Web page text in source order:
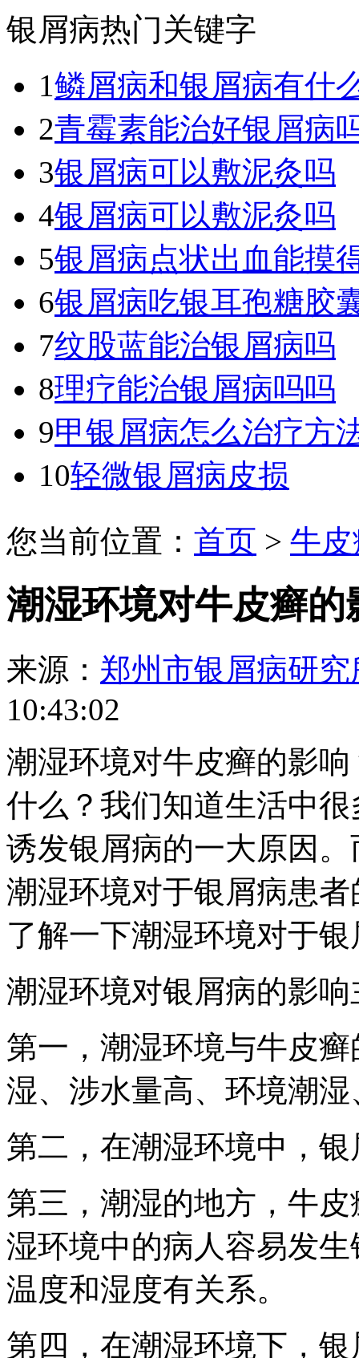
银屑病热门关键字
1鳞屑病和银屑病有什
2青霉素能治好银屑病
3银屑病可以敷泥灸吗
4银屑病可以敷泥灸吗
5银屑病点状出血能摸
6银屑病吃银耳孢糖胶
7纹股蓝能治银屑病吗
8理疗能治银屑病吗吗
9甲银屑病怎么治疗方
10轻微银屑病皮损
您当前位置： 首页 > 牛
潮湿环境对牛皮癣的
来源： 郑州市银屑病研
10:43:02
潮湿环境对牛皮癣的影
什么？我们知道生活中
诱发银屑病的一大原因
潮湿环境对于银屑病患
了解一下潮湿环境对于
潮湿环境对银屑病的影
第一，潮湿环境与牛皮
湿、涉水量高、环境潮
第二，在潮湿环境中，
第三，潮湿的地方，牛
湿环境中的病人容易发
温度和湿度有关系。
第四，在潮湿环境下，